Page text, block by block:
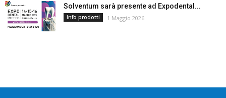
Solventum sarà presente ad Expodental...
Info prodotti 1 Maggio 2026